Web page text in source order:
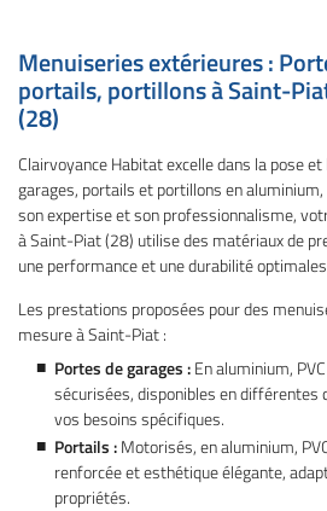
Menuiseries extérieures :
portails, portillons à Saint-
(28)
Clairvoyance Habitat excelle dans la pose
garages, portails et portillons en aluminium,
son expertise et son professionnalisme,
à Saint-Piat (28) utilise des matériaux de
une performance et une durabilité
Les prestations proposées pour des
mesure à Saint-Piat :
Portes de garages :En aluminium,
sécurisées, disponibles en différentes
vos besoins spécifiques.
Portails :Motorisés, en aluminium,
renforcée et esthétique élégante,
propriétés.